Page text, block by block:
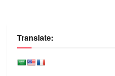
Translate: